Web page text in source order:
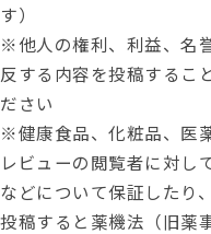
す）
※他人の権利、利益、名
反する内容を投稿するこ
ださい
※健康食品、化粧品、医
レビューの閲覧者に対し
などについて保証したり
投稿すると薬機法（旧薬